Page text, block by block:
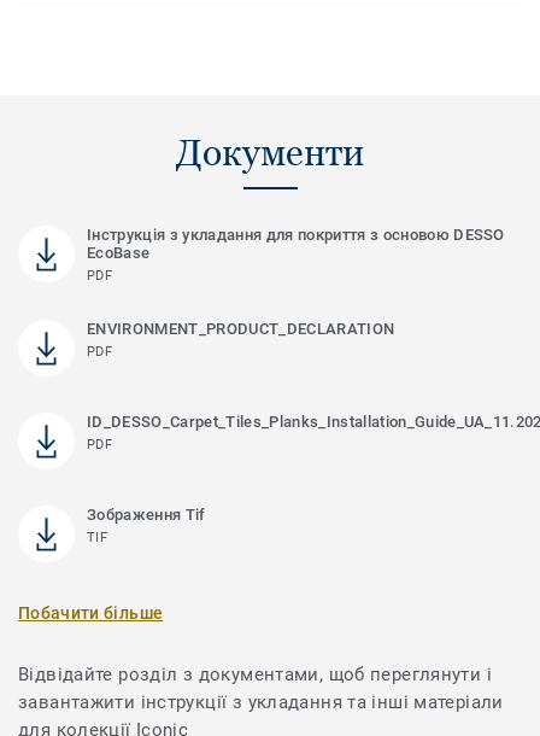
Документи
Інструкція з укладання для покриття з основою DESSO
EcoBase
PDF
ENVIRONMENT_PRODUCT_DECLARATION
PDF
PDF
Зображення Tif
TIF
Побачити більше
Відвідайте розділ з документами, щоб переглянути і
завантажити інструкції з укладання та інші матеріали
для колекції Iconic